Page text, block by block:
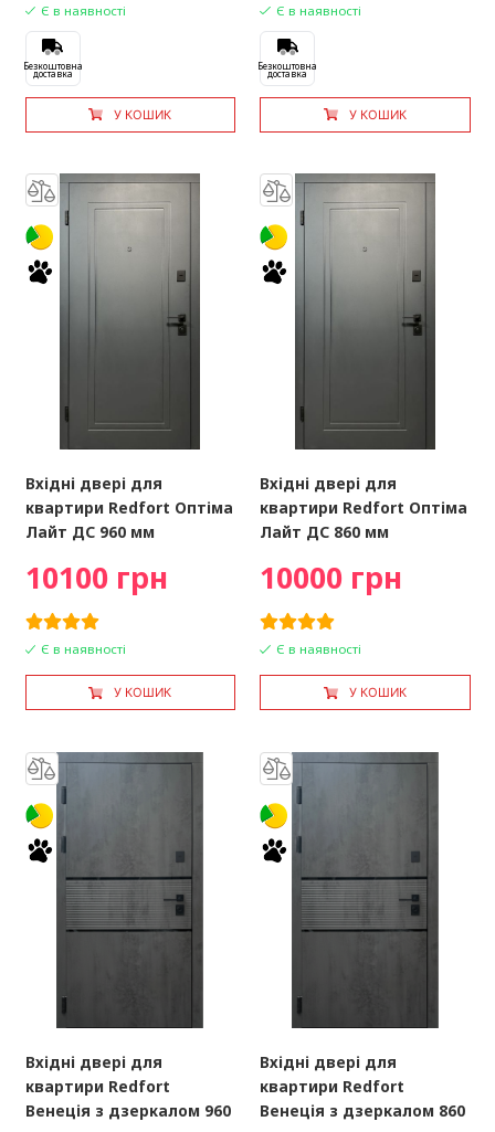
Є в наявності
Безкоштовна
доставка
У КОШИК
Є в наявності
Безкоштовна
доставка
У КОШИК
Вхідні двері для
квартири Redfort Оптіма
Лайт ДС 960 мм
10100 грн
Є в наявності
У КОШИК
Вхідні двері для
квартири Redfort Оптіма
Лайт ДС 860 мм
10000 грн
Є в наявності
У КОШИК
Вхідні двері для
квартири Redfort
Венеція з дзеркалом 960
Вхідні двері для
квартири Redfort
Венеція з дзеркалом 860